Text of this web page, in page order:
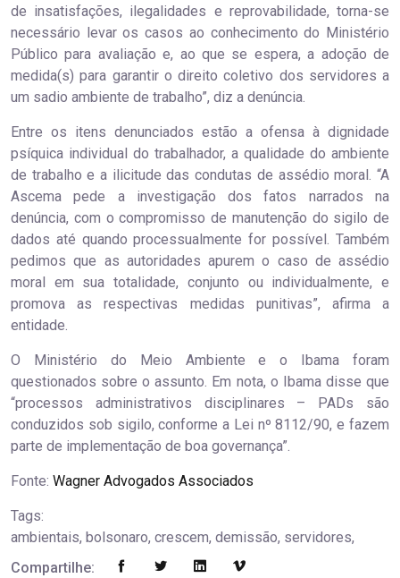
de insatisfações, ilegalidades e reprovabilidade, torna-se
necessário levar os casos ao conhecimento do Ministério
Público para avaliação e, ao que se espera, a adoção de
medida(s) para garantir o direito coletivo dos servidores a
um sadio ambiente de trabalho”, diz a denúncia.
Entre os itens denunciados estão a ofensa à dignidade
psíquica individual do trabalhador, a qualidade do ambiente
de trabalho e a ilicitude das condutas de assédio moral. “A
Ascema pede a investigação dos fatos narrados na
denúncia, com o compromisso de manutenção do sigilo de
dados até quando processualmente for possível. Também
pedimos que as autoridades apurem o caso de assédio
moral em sua totalidade, conjunto ou individualmente, e
promova as respectivas medidas punitivas”, afirma a
entidade.
O Ministério do Meio Ambiente e o Ibama foram
questionados sobre o assunto. Em nota, o Ibama disse que
“processos administrativos disciplinares – PADs são
conduzidos sob sigilo, conforme a Lei nº 8112/90, e fazem
parte de implementação de boa governança”.
Fonte: Wagner Advogados Associados
Tags:
ambientais, bolsonaro, crescem, demissão, servidores,
Compartilhe: